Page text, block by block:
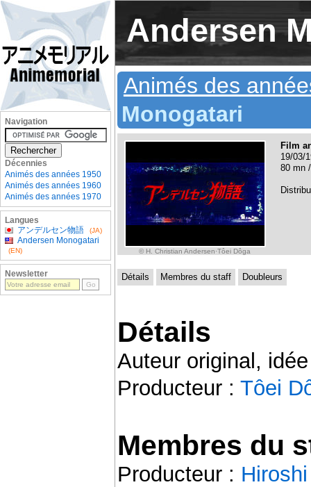
Andersen
Animés des
Monogatari
© H. Christian Andersen·Tôei Dôga
Film
19/03/
80 mn
Détails Membres du staff Doubleurs
Détails
Auteur original,
Producteur : Tôei
Membres du
Producteur :
Navigation
Décennies
Animés des années 1950
Animés des années 1960
Animés des années 1970
Langues
アンデルセン物語
(JA)
Andersen Monogatari
(EN)
Newsletter